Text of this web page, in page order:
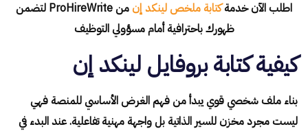
اطلب الآن خدمةكتابة ملخص لينكد إن
من ProHireWrite لتضمن
ظهورك باحترافية أمام مسؤولي التوظيف
كيفية كتابة بروفايل لينكد إن
بناء ملف شخصي قوي يبدأ من فهم الغرض الأساسي للمنصة فهي
ليست مجرد مخزن للسير الذاتية بل واجهة مهنية تفاعلية. عند البدء في